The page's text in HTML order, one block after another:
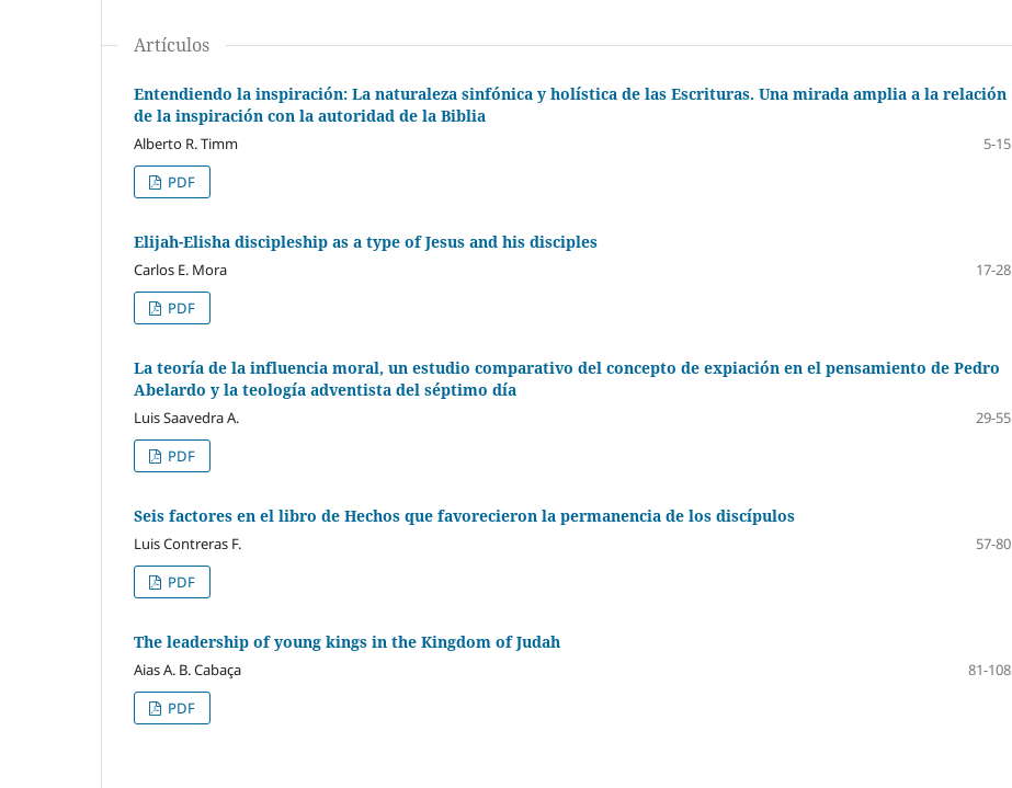
Artículos
Entendiendo la inspiración: La naturaleza sinfónica y holística de las Escrituras. Una mirada amplia a la relación
de la inspiración con la autoridad de la Biblia
Alberto R. Timm
5-15
PDF
Elijah-Elisha discipleship as a type of Jesus and his disciples
Carlos E. Mora
17-28
PDF
La teoría de la influencia moral, un estudio comparativo del concepto de expiación en el pensamiento de Pedro
Abelardo y la teología adventista del séptimo día
Luis Saavedra A.
29-55
PDF
Seis factores en el libro de Hechos que favorecieron la permanencia de los discípulos
Luis Contreras F.
57-80
PDF
The leadership of young kings in the Kingdom of Judah
Aias A. B. Cabaça
81-108
PDF